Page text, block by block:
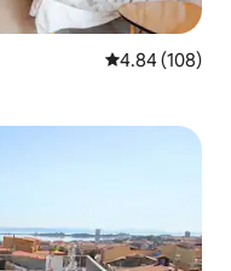
Calificación
4.84 (108)